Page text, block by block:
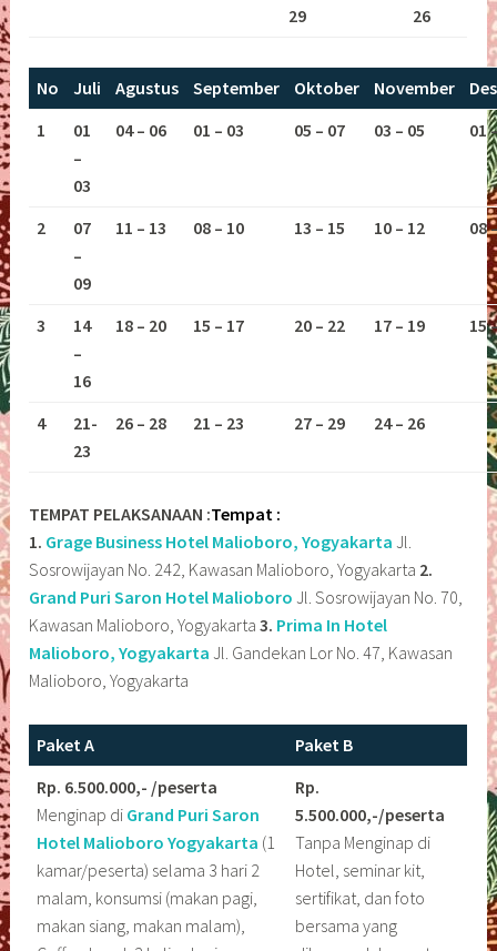
29
26
No Juli Agustus September Oktober November
1
01
–
03
04 – 06 01 – 03 05 – 07 03 – 05 01
2
07
–
09
11 – 13 08 – 10 13 – 15 10 – 12 08
3
14
–
16
18 – 20 15 – 17 20 – 22 17 – 19 15
4
21-
23
26 – 28 21 – 23 27 – 29 24 – 26
TEMPAT PELAKSANAAN :Tempat :
1. Grage Business Hotel Malioboro, Yogyakarta Jl.
Sosrowijayan No. 242, Kawasan Malioboro, Yogyakarta 2.
Grand Puri Saron Hotel Malioboro Jl. Sosrowijayan No. 70,
Kawasan Malioboro, Yogyakarta3. Prima In Hotel
Malioboro, Yogyakarta Jl. Gandekan Lor No. 47, Kawasan
Malioboro, Yogyakarta
Paket A
Paket B
Rp. 6.500.000,- /peserta
Menginap di Grand Puri Saron
Hotel Malioboro Yogyakarta (1
kamar/peserta) selama 3 hari 2
malam, konsumsi (makan pagi,
makan siang, makan malam),
Rp.
5.500.000,-/peserta
Tanpa Menginap di
Hotel, seminar kit,
sertifikat, dan foto
bersama yang